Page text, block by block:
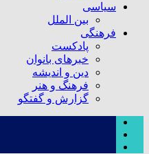
سیاسی
بین الملل
فرهنگی
پادکست
خبرهای بانوان
دین و اندیشه
فرهنگ و هنر
گزارش و گفتگو